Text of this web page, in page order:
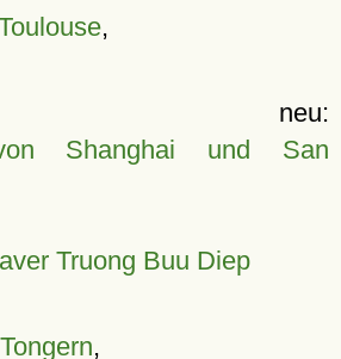
,
Shanghai und San
Truong Buu Diep
,